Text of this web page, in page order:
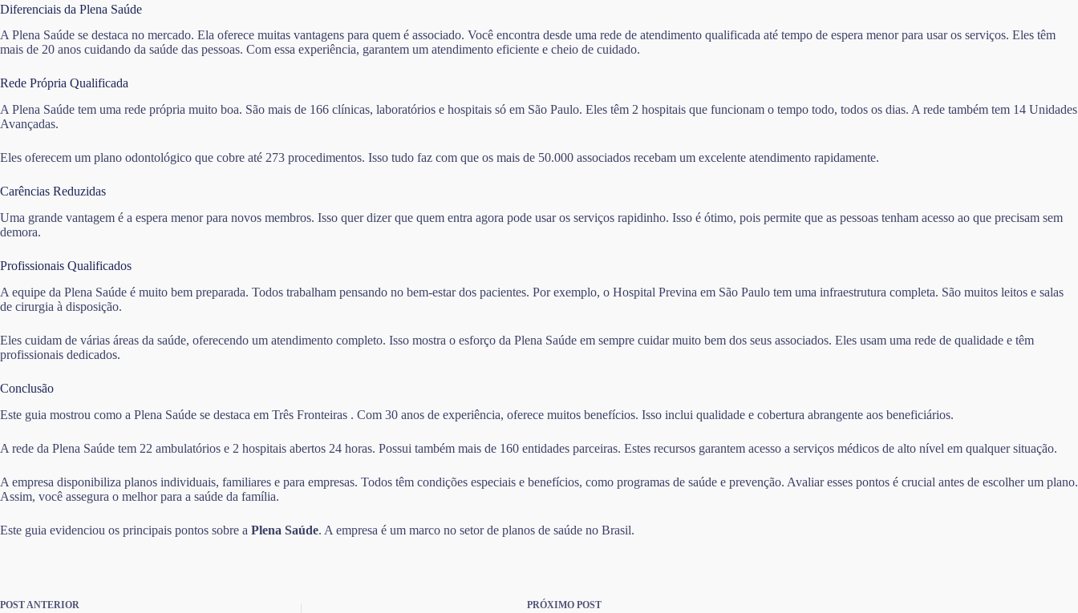
Diferenciais da Plena Saúde
A Plena Saúde se destaca no mercado. Ela oferece muitas vantagens para quem é associado. Você encontra desde uma rede de atendimento qualificada até tempo de espera menor para usar os serviços. Eles têm
mais de 20 anos cuidando da saúde das pessoas. Com essa experiência, garantem um atendimento eficiente e cheio de cuidado.
Rede Própria Qualificada
A Plena Saúde tem uma rede própria muito boa. São mais de 166 clínicas, laboratórios e hospitais só em São Paulo. Eles têm 2 hospitais que funcionam o tempo todo, todos os dias. A rede também tem 14 Unidades
Avançadas.
Eles oferecem um plano odontológico que cobre até 273 procedimentos. Isso tudo faz com que os mais de 50.000 associados recebam um excelente atendimento rapidamente.
Carências Reduzidas
Uma grande vantagem é a espera menor para novos membros. Isso quer dizer que quem entra agora pode usar os serviços rapidinho. Isso é ótimo, pois permite que as pessoas tenham acesso ao que precisam sem
demora.
Profissionais Qualificados
A equipe da Plena Saúde é muito bem preparada. Todos trabalham pensando no bem-estar dos pacientes. Por exemplo, o Hospital Previna em São Paulo tem uma infraestrutura completa. São muitos leitos e salas
de cirurgia à disposição.
Eles cuidam de várias áreas da saúde, oferecendo um atendimento completo. Isso mostra o esforço da Plena Saúde em sempre cuidar muito bem dos seus associados. Eles usam uma rede de qualidade e têm
profissionais dedicados.
Conclusão
Este guia mostrou como a Plena Saúde se destaca em Três Fronteiras . Com 30 anos de experiência, oferece muitos benefícios. Isso inclui qualidade e cobertura abrangente aos beneficiários.
A rede da Plena Saúde tem 22 ambulatórios e 2 hospitais abertos 24 horas. Possui também mais de 160 entidades parceiras. Estes recursos garantem acesso a serviços médicos de alto nível em qualquer situação.
A empresa disponibiliza planos individuais, familiares e para empresas. Todos têm condições especiais e benefícios, como programas de saúde e prevenção. Avaliar esses pontos é crucial antes de escolher um plano.
Assim, você assegura o melhor para a saúde da família.
Este guia evidenciou os principais pontos sobre a Plena Saúde. A empresa é um marco no setor de planos de saúde no Brasil.
POST ANTERIOR PRÓXIMO POST